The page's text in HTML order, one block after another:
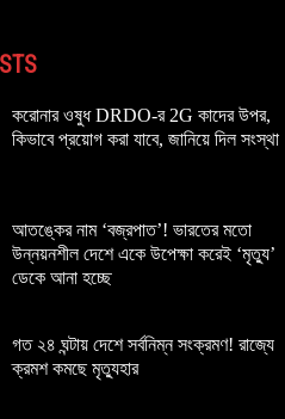
করোনার ওষুধ DRDO-র 2G কাদের উপর,
কিভাবে প্রয়োগ করা যাবে, জানিয়ে দিল সংস্থা
আতঙ্কের নাম ‘বজ্রপাত’! ভারতের মতো
উন্নয়নশীল দেশে একে উপেক্ষা করেই ‘মৃত্যু’
ডেকে আনা হচ্ছে
গত ২৪ ঘন্টায় দেশে সর্বনিম্ন সংক্রমণ! রাজ্যে
ক্রমশ কমছে মৃত্যুহার